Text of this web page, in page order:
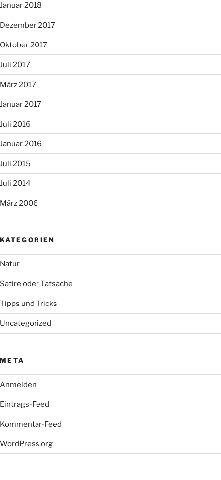
Januar 2018
Dezember 2017
Oktober 2017
Juli 2017
März 2017
Januar 2017
Juli 2016
Januar 2016
Juli 2015
Juli 2014
März 2006
KATEGORIEN
Natur
Satire oder Tatsache
Tipps und Tricks
Uncategorized
META
Anmelden
Eintrags-Feed
Kommentar-Feed
WordPress.org